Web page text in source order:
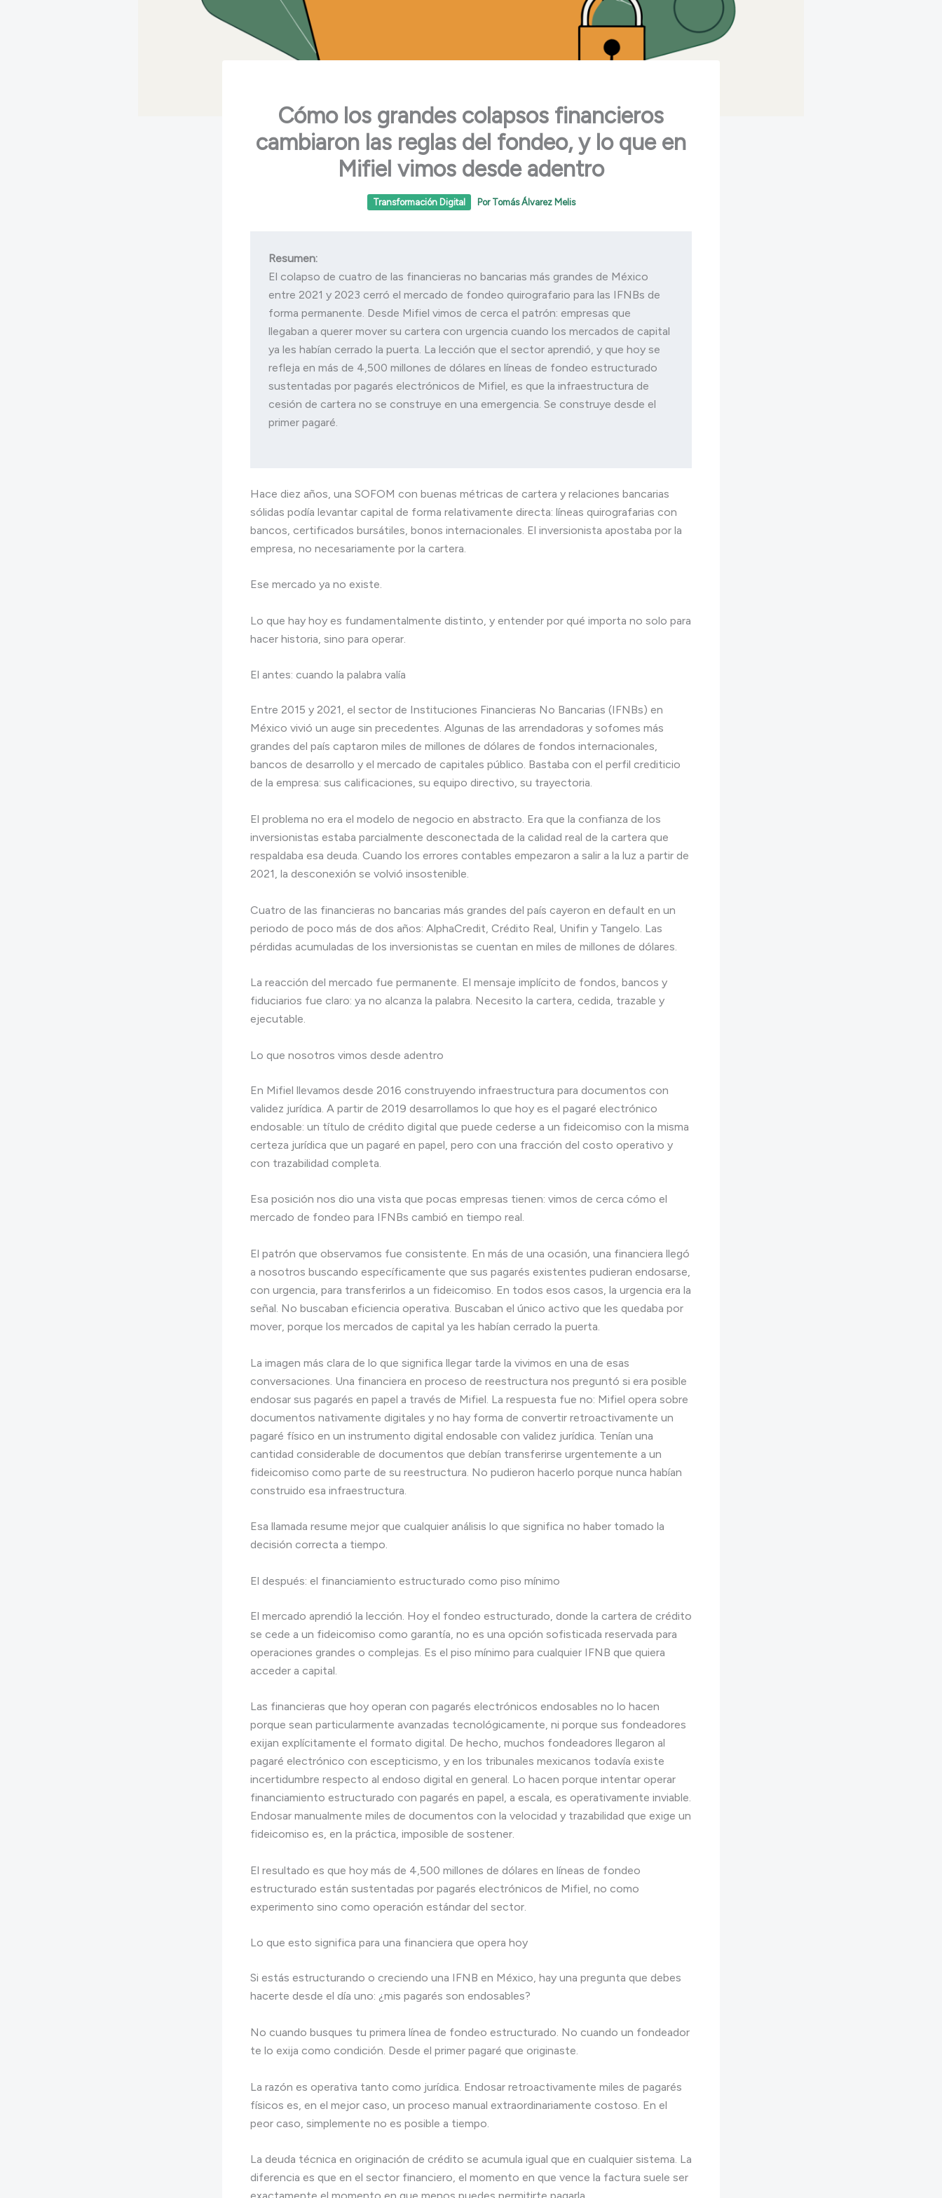
Cómo los grandes colapsos financieros
cambiaron las reglas del fondeo, y lo que en
Mifiel vimos desde adentro
Transformación Digital Por Tomás Álvarez Melis
Resumen:
El colapso de cuatro de las financieras no bancarias más grandes de México
entre 2021 y 2023 cerró el mercado de fondeo quirografario para las IFNBs de
forma permanente. Desde Mifiel vimos de cerca el patrón: empresas que
llegaban a querer mover su cartera con urgencia cuando los mercados de capital
ya les habían cerrado la puerta. La lección que el sector aprendió, y que hoy se
refleja en más de 4,500 millones de dólares en líneas de fondeo estructurado
sustentadas por pagarés electrónicos de Mifiel, es que la infraestructura de
cesión de cartera no se construye en una emergencia. Se construye desde el
primer pagaré.
Hace diez años, una SOFOM con buenas métricas de cartera y relaciones bancarias
sólidas podía levantar capital de forma relativamente directa: líneas quirografarias con
bancos, certificados bursátiles, bonos internacionales. El inversionista apostaba por la
empresa, no necesariamente por la cartera.
Ese mercado ya no existe.
Lo que hay hoy es fundamentalmente distinto, y entender por qué importa no solo para
hacer historia, sino para operar.
El antes: cuando la palabra valía
Entre 2015 y 2021, el sector de Instituciones Financieras No Bancarias (IFNBs) en
México vivió un auge sin precedentes. Algunas de las arrendadoras y sofomes más
grandes del país captaron miles de millones de dólares de fondos internacionales,
bancos de desarrollo y el mercado de capitales público. Bastaba con el perfil crediticio
de la empresa: sus calificaciones, su equipo directivo, su trayectoria.
El problema no era el modelo de negocio en abstracto. Era que la confianza de los
inversionistas estaba parcialmente desconectada de la calidad real de la cartera que
respaldaba esa deuda. Cuando los errores contables empezaron a salir a la luz a partir de
2021, la desconexión se volvió insostenible.
Cuatro de las financieras no bancarias más grandes del país cayeron en default en un
periodo de poco más de dos años: AlphaCredit, Crédito Real, Unifin y Tangelo. Las
pérdidas acumuladas de los inversionistas se cuentan en miles de millones de dólares.
La reacción del mercado fue permanente. El mensaje implícito de fondos, bancos y
fiduciarios fue claro: ya no alcanza la palabra. Necesito la cartera, cedida, trazable y
ejecutable.
Lo que nosotros vimos desde adentro
En Mifiel llevamos desde 2016 construyendo infraestructura para documentos con
validez jurídica. A partir de 2019 desarrollamos lo que hoy es el pagaré electrónico
endosable: un título de crédito digital que puede cederse a un fideicomiso con la misma
certeza jurídica que un pagaré en papel, pero con una fracción del costo operativo y
con trazabilidad completa.
Esa posición nos dio una vista que pocas empresas tienen: vimos de cerca cómo el
mercado de fondeo para IFNBs cambió en tiempo real.
El patrón que observamos fue consistente. En más de una ocasión, una financiera llegó
a nosotros buscando específicamente que sus pagarés existentes pudieran endosarse,
con urgencia, para transferirlos a un fideicomiso. En todos esos casos, la urgencia era la
señal. No buscaban eficiencia operativa. Buscaban el único activo que les quedaba por
mover, porque los mercados de capital ya les habían cerrado la puerta.
La imagen más clara de lo que significa llegar tarde la vivimos en una de esas
conversaciones. Una financiera en proceso de reestructura nos preguntó si era posible
endosar sus pagarés en papel a través de Mifiel. La respuesta fue no: Mifiel opera sobre
documentos nativamente digitales y no hay forma de convertir retroactivamente un
pagaré físico en un instrumento digital endosable con validez jurídica. Tenían una
cantidad considerable de documentos que debían transferirse urgentemente a un
fideicomiso como parte de su reestructura. No pudieron hacerlo porque nunca habían
construido esa infraestructura.
Esa llamada resume mejor que cualquier análisis lo que significa no haber tomado la
decisión correcta a tiempo.
El después: el financiamiento estructurado como piso mínimo
El mercado aprendió la lección. Hoy el fondeo estructurado, donde la cartera de crédito
se cede a un fideicomiso como garantía, no es una opción sofisticada reservada para
operaciones grandes o complejas. Es el piso mínimo para cualquier IFNB que quiera
acceder a capital.
Las financieras que hoy operan con pagarés electrónicos endosables no lo hacen
porque sean particularmente avanzadas tecnológicamente, ni porque sus fondeadores
exijan explícitamente el formato digital. De hecho, muchos fondeadores llegaron al
pagaré electrónico con escepticismo, y en los tribunales mexicanos todavía existe
incertidumbre respecto al endoso digital en general. Lo hacen porque intentar operar
financiamiento estructurado con pagarés en papel, a escala, es operativamente inviable.
Endosar manualmente miles de documentos con la velocidad y trazabilidad que exige un
fideicomiso es, en la práctica, imposible de sostener.
El resultado es que hoy más de 4,500 millones de dólares en líneas de fondeo
estructurado están sustentadas por pagarés electrónicos de Mifiel, no como
experimento sino como operación estándar del sector.
Lo que esto significa para una financiera que opera hoy
Si estás estructurando o creciendo una IFNB en México, hay una pregunta que debes
hacerte desde el día uno: ¿mis pagarés son endosables?
No cuando busques tu primera línea de fondeo estructurado. No cuando un fondeador
te lo exija como condición. Desde el primer pagaré que originaste.
La razón es operativa tanto como jurídica. Endosar retroactivamente miles de pagarés
físicos es, en el mejor caso, un proceso manual extraordinariamente costoso. En el
peor caso, simplemente no es posible a tiempo.
La deuda técnica en originación de crédito se acumula igual que en cualquier sistema. La
diferencia es que en el sector financiero, el momento en que vence la factura suele ser